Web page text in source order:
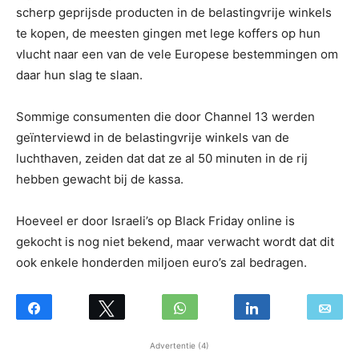
scherp geprijsde producten in de belastingvrije winkels
te kopen, de meesten gingen met lege koffers op hun
vlucht naar een van de vele Europese bestemmingen om
daar hun slag te slaan.
Sommige consumenten die door Channel 13 werden
geïnterviewd in de belastingvrije winkels van de
luchthaven, zeiden dat dat ze al 50 minuten in de rij
hebben gewacht bij de kassa.
Hoeveel er door Israeli’s op Black Friday online is
gekocht is nog niet bekend, maar verwacht wordt dat dit
ook enkele honderden miljoen euro’s zal bedragen.
Advertentie (4)